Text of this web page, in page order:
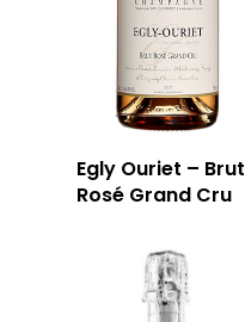
Egly Ouriet – Brut
Rosé Grand Cru